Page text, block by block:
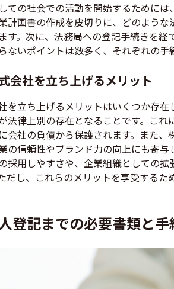
ての社会での活動を開始するために
計画書の作成を皮切りに、どのよう
す。次に、法務局への登記手続きを
ないポイントは数多く、それぞれの手
会社を立ち上げるメリット
を立ち上げるメリットはいくつか存
法律上別の存在となることです。こ
会社の負債から保護されます。また
の信頼性やブランド力の向上にも寄
採用しやすさや、企業組織としての
だし、これらのメリットを享受する
登記までの必要書類と